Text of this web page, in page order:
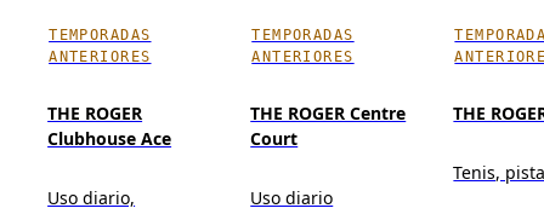
TEMPORADAS
ANTERIORES
THE ROGER
Clubhouse Ace
Uso diario,
TEMPORADAS
ANTERIORES
THE ROGER Centre
Court
Uso diario
THE
Tenis,